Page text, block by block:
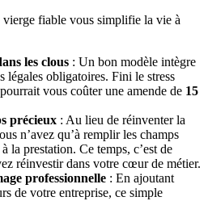
vierge fiable vous simplifie la vie à
les clous : Un bon modèle intègre
légales obligatoires. Fini le stress
vous coûter une amende de 15
précieux : Au lieu de réinventer la
n’avez qu’à remplir les champs
la prestation. Ce temps, c’est de
réinvestir dans votre cœur de métier.
professionnelle : En ajoutant
de votre entreprise, ce simple